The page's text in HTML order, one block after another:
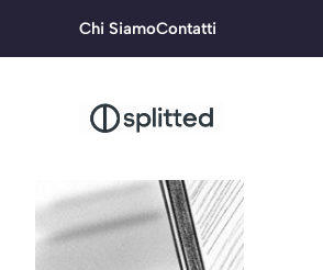
Chi SiamoContatti